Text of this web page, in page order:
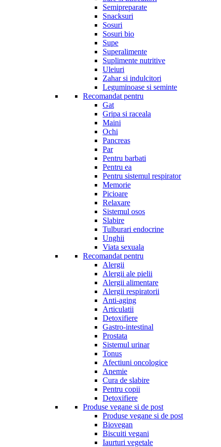
Semipreparate
Snacksuri
Sosuri
Sosuri bio
Supe
Superalimente
Suplimente nutritive
Uleiuri
Zahar si indulcitori
Leguminoase si seminte
Recomandat pentru
Gat
Gripa si raceala
Maini
Ochi
Pancreas
Par
Pentru barbati
Pentru ea
Pentru sistemul respirator
Memorie
Picioare
Relaxare
Sistemul osos
Slabire
Tulburari endocrine
Unghii
Viata sexuala
Recomandat pentru
Alergii
Alergii ale pielii
Alergii alimentare
Alergii respiratorii
Anti-aging
Articulatii
Detoxifiere
Gastro-intestinal
Prostata
Sistemul urinar
Tonus
Afectiuni oncologice
Anemie
Cura de slabire
Pentru copii
Detoxifiere
Produse vegane si de post
Produse vegane si de post
Biovegan
Biscuiti vegani
Iaurturi vegetale